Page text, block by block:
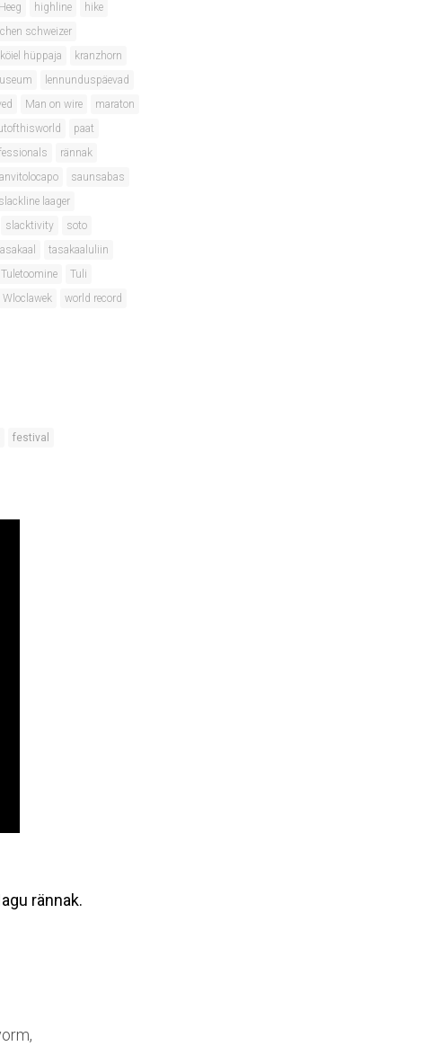
Heeg highline
hike
schweizer
köiel hüppaja
kranzhorn
lennunduspäevad
Man on wire
maraton
paat
rännak
saunsabas
slackline laager
slacktivity
soto
tasakaaluliin
Tuletoomine
Tuli
Wloclawek
world record
festival
rännak.